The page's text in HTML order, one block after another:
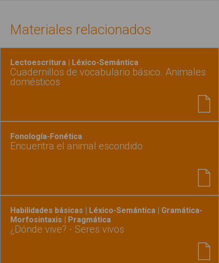
Materiales relacionados
Lectoescritura | Léxico-Semántica
Cuadernillos de vocabulario básico. Animales
domésticos
Fonología-Fonética
Encuentra el animal escondido
Habilidades básicas | Léxico-Semántica | Gramática-
Morfosintaxis | Pragmática
¿Dónde vive? - Seres vivos